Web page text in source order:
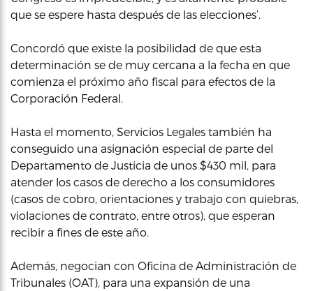
que se espere hasta después de las elecciones’.
Concordó que existe la posibilidad de que esta
determinación se de muy cercana a la fecha en que
comienza el próximo año fiscal para efectos de la
Corporación Federal.
Hasta el momento, Servicios Legales también ha
conseguido una asignación especial de parte del
Departamento de Justicia de unos $430 mil, para
atender los casos de derecho a los consumidores
(casos de cobro, orientaciones y trabajo con quiebras,
violaciones de contrato, entre otros), que esperan
recibir a fines de este año.
Además, negocian con Oficina de Administración de
Tribunales (OAT), para una expansión de una